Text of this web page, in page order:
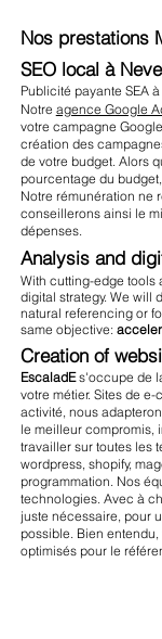
Nos prestations
SEO local à
Publicité payante SEA
Notre agence Google
votre campagne
création des
de votre budget. Alors
pourcentage du
Notre rémunération ne
conseillerons ainsi le
dépenses.
Analysis and
With cutting-edge tools
digital strategy. We will
natural referencing or
same objective:
Creation of
EscaladEs'occupe de
votre métier. Sites de
activité, nous
le meilleur compromis,
travailler sur toutes les
wordpress, shopify,
programmation. Nos
technologies. Avec à
juste nécessaire, pour
possible. Bien
optimisés pour le